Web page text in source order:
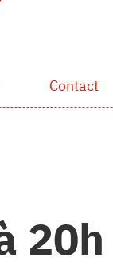
Contact
20h